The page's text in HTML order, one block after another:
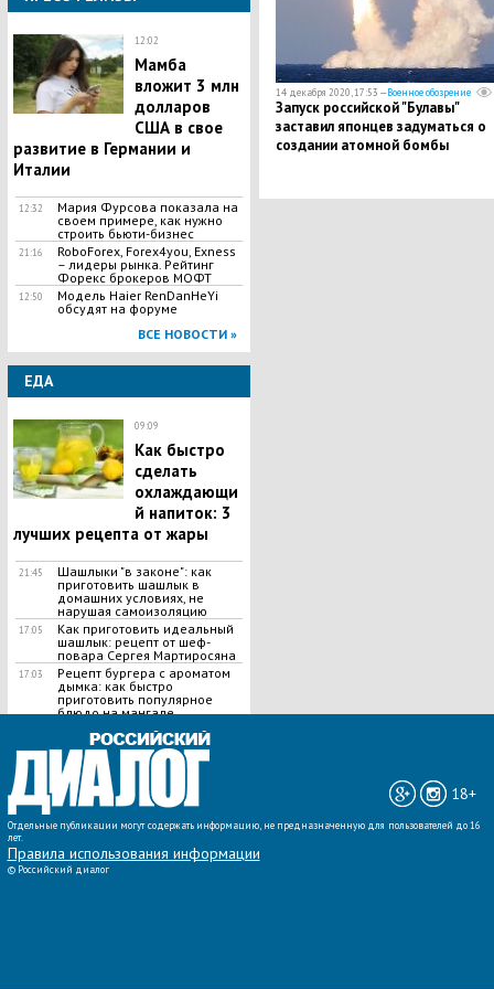
12:02
Мамба
вложит 3 млн
долларов
США в свое
развитие в Германии и
Италии
12:32
Мария Фурсова показала на
своем примере, как нужно
строить бьюти-бизнес
21:16
RoboForex, Forex4you, Exness
– лидеры рынка. Рейтинг
Форекс брокеров МОФТ
12:50
Модель Haier RenDanHeYi
обсудят на форуме
ВСЕ НОВОСТИ »
ЕДА
09:09
Как быстро
сделать
охлаждающи
й напиток: 3
лучших рецепта от жары
21:45
Шашлыки "в законе": как
приготовить шашлык в
домашних условиях, не
нарушая самоизоляцию
17:05
Как приготовить идеальный
шашлык​: рецепт от шеф-
повара Сергея Мартиросяна
17:03
Рецепт бургера с ароматом
дымка: как быстро
приготовить популярное
блюдо на мангале
ВСЕ НОВОСТИ »
14 декабря 2020, 17:53 —Военное обозрение
Запуск российской "Булавы"
заставил японцев задуматься о
создании атомной бомбы
18+
Отдельные публикации могут содержать информацию, не предназначенную для пользователей до 16
лет.
Правила использования информации
© Российский диалог